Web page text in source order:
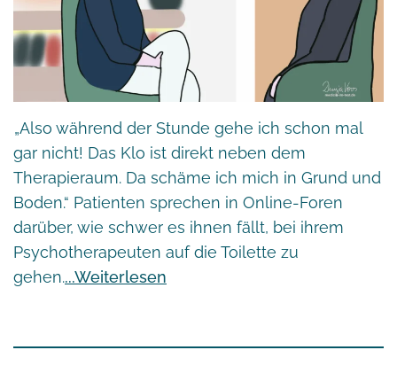
„Also während der Stunde gehe ich schon mal
gar nicht! Das Klo ist direkt neben dem
Therapieraum. Da schäme ich mich in Grund und
Boden.“ Patienten sprechen in Online-Foren
darüber, wie schwer es ihnen fällt, bei ihrem
Psychotherapeuten auf die Toilette zu
gehen. Weiterlesen